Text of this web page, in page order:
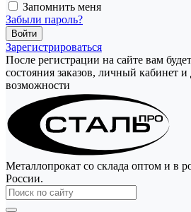
Запомнить меня
Забыли пароль?
Зарегистрироваться
После регистрации на сайте вам
состояния заказов, личный кабинет
возможности
Металлопрокат со склада оптом и в
России.